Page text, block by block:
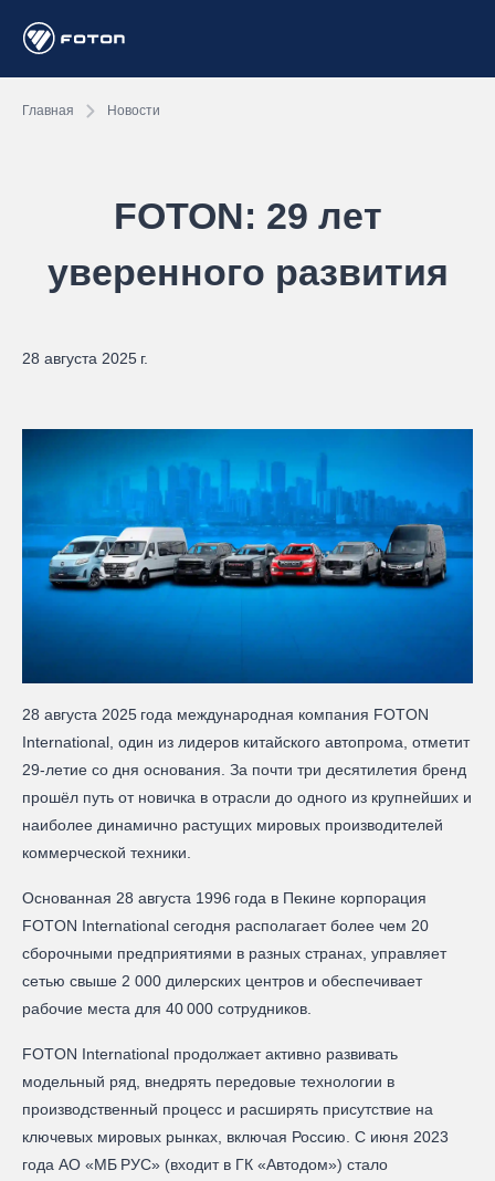
Главная Новости
FOTON: 29 лет
уверенного развития
28 августа 2025 г.
28 августа 2025 года международная компания FOTON
International, один из лидеров китайского автопрома, отметит
29-летие со дня основания. За почти три десятилетия бренд
прошёл путь от новичка в отрасли до одного из крупнейших и
наиболее динамично растущих мировых производителей
коммерческой техники.
Основанная 28 августа 1996 года в Пекине корпорация
FOTON International сегодня располагает более чем 20
сборочными предприятиями в разных странах, управляет
сетью свыше 2 000 дилерских центров и обеспечивает
рабочие места для 40 000 сотрудников.
FOTON International продолжает активно развивать
модельный ряд, внедрять передовые технологии в
производственный процесс и расширять присутствие на
ключевых мировых рынках, включая Россию. С июня 2023
года АО «МБ РУС» (входит в ГК «Автодом») стало